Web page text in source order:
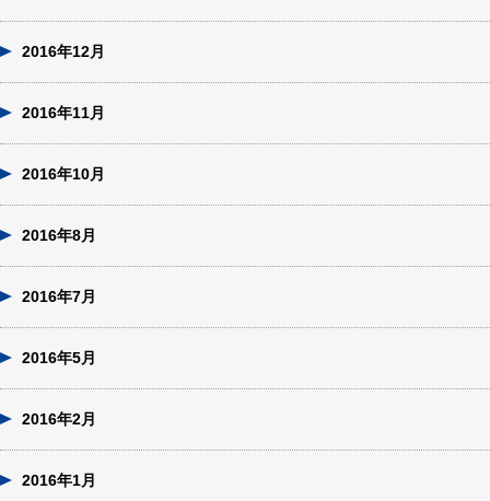
2016年12月
2016年11月
2016年10月
2016年8月
2016年7月
2016年5月
2016年2月
2016年1月